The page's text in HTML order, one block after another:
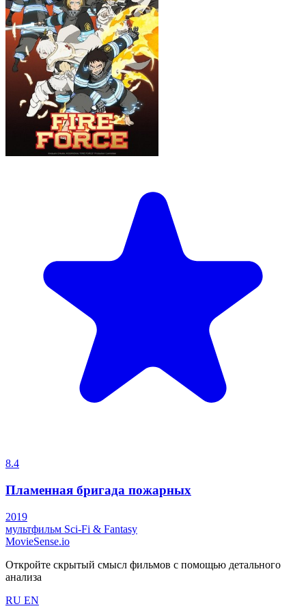
8.4
Пламенная бригада пожарных
2019
мультфильм Sci-Fi & Fantasy
MovieSense.io
Откройте скрытый смысл фильмов с помощью детального
анализа
RU EN